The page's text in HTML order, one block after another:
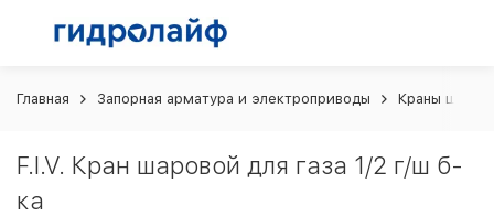
Главная Запорная арматура и электроприводы Краны
F.I.V. Кран шаровой для газа 1/2 г/ш б-
ка